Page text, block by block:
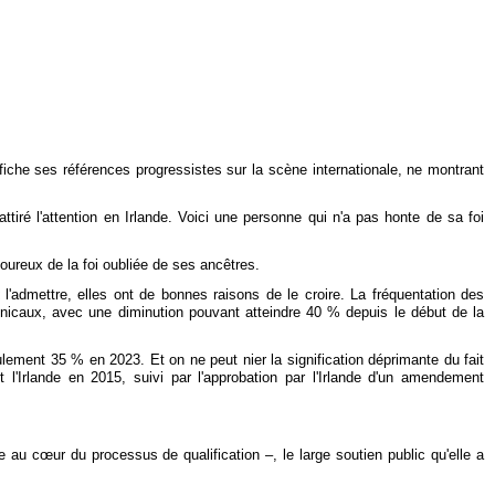
ses références progressistes sur la scène internationale, ne montrant
l'attention en Irlande. Voici une personne qui n'a pas honte de sa foi
de la foi oubliée de ses ancêtres.
elles ont de bonnes raisons de le croire. La fréquentation des
avec une diminution pouvant atteindre 40 % depuis le début de la
35 % en 2023. Et on ne peut nier la signification déprimante du fait
en 2015, suivi par l'approbation par l'Irlande d'un amendement
au cœur du processus de qualification –, le large soutien public qu'elle a